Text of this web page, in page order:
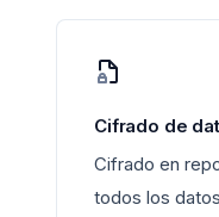
Cifrado de
Cifrado en
todos los